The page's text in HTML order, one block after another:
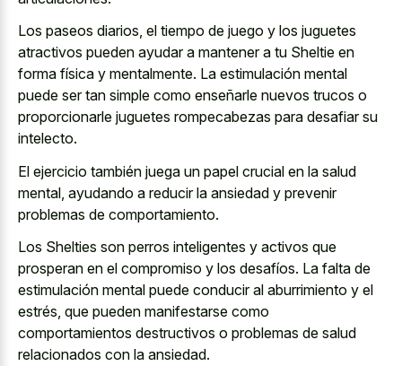
Los paseos diarios, el tiempo de juego y los juguetes
atractivos pueden ayudar a mantener a tu Sheltie en
forma física y mentalmente. La estimulación mental
puede ser tan simple como enseñarle nuevos trucos o
proporcionarle juguetes rompecabezas para desafiar su
intelecto.
El ejercicio también juega un papel crucial en la salud
mental, ayudando a reducir la ansiedad y prevenir
problemas de comportamiento.
Los Shelties son perros inteligentes y activos que
prosperan en el compromiso y los desafíos. La falta de
estimulación mental puede conducir al aburrimiento y el
estrés, que pueden manifestarse como
comportamientos destructivos o problemas de salud
relacionados con la ansiedad.